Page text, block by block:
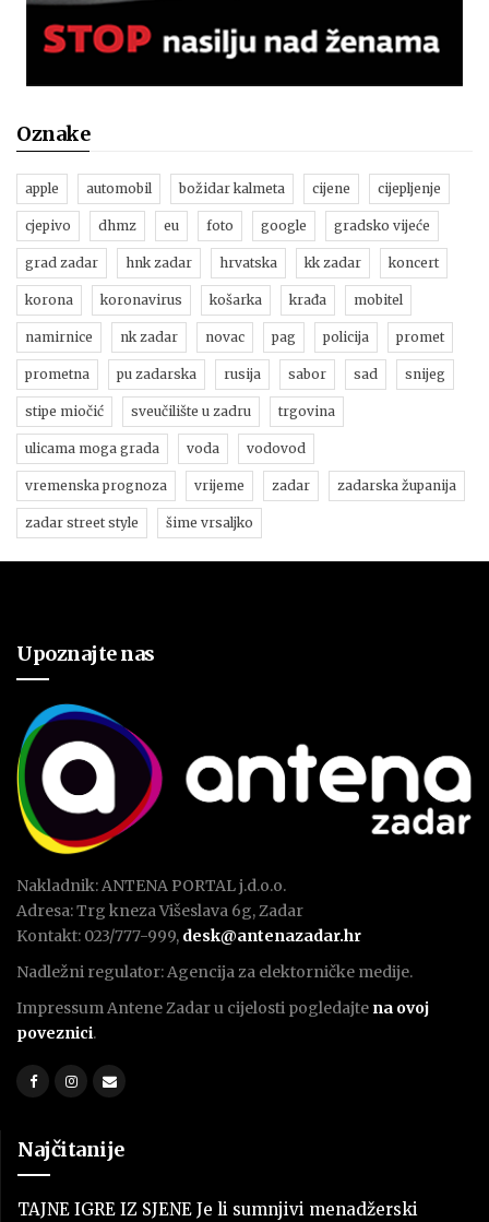
Oznake
apple automobil božidar kalmeta cijene cijepljenje
cjepivo dhmz eu foto google gradsko vijeće
grad zadar hnk zadar hrvatska kk zadar koncert
korona koronavirus košarka krađa mobitel
namirnice nk zadar novac pag policija promet
prometna pu zadarska rusija sabor sad snijeg
stipe miočić sveučilište u zadru trgovina
ulicama moga grada voda vodovod
vremenska prognoza vrijeme zadar zadarska županija
zadar street style šime vrsaljko
Upoznajte nas
Nakladnik: ANTENA PORTAL j.d.o.o.
Adresa: Trg kneza Višeslava 6g, Zadar
Kontakt: 023/777-999, desk@antenazadar.hr
Nadležni regulator: Agencija za elektorničke medije.
Impressum Antene Zadar u cijelosti pogledajte na ovoj
poveznici.
Najčitanije
TAJNE IGRE IZ SJENE Je li sumnjivi menadžerski